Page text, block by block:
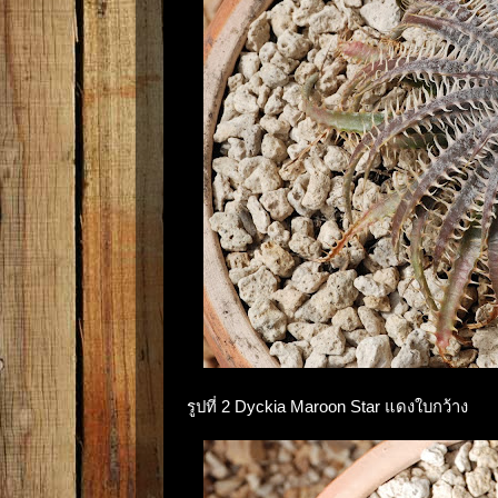
รูปที่ 2 Dyckia Maroon Star แดงใบกว้าง